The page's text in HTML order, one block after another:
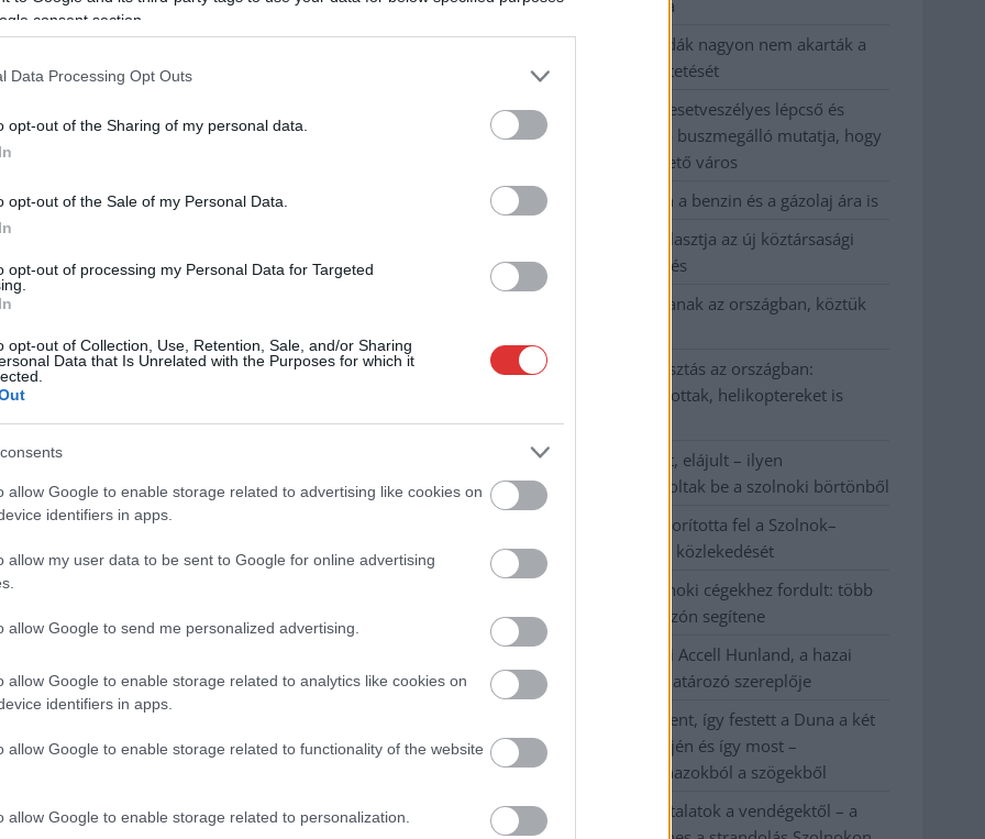
consent section.
Data Processing Opt Outs
opt-out of the Sharing of my personal data.
opt-out of the Sale of my Personal Data.
opt-out of processing my Personal Data for Targeted
opt-out of Collection, Use, Retention, Sale, and/or Sharing
Data that Is Unrelated with the Purposes for which it
allow Google to enable storage related to advertising like cookies on
identifiers in apps.
allow my user data to be sent to Google for online advertising
allow Google to send me personalized advertising.
allow Google to enable storage related to analytics like cookies on
identifiers in apps.
allow Google to enable storage related to functionality of the website
allow Google to enable storage related to personalization.
együtt élők, illetve értelmileg sérültek, ezért a
kollégák sérülésükhöz és egyéni képességeikhez
Bóka Barbara. Többféle technikát alkalmaztak a pályázatra
színezést, festést, papírhajtogatást a szerint, hogy a
miben ügyes. Nem egy nap alatt alkották meg a
helyezték a hangsúlyt. A nyeremények mellett a dm
kevesebbet vittek haza
A Szolnok megyei gazdák nagyon nem akarták a
JÉGER további üzemeltetését
Csendélet 5.0: alig balesetveszélyes lépcső és
remek állapotban levő buszmegálló mutatja, hogy
Szolnok mennyire élhető város
Pénteken újra csökken a benzin és a gázolaj ára is
Napokon belül megválasztja az új köztársasági
elnököt az Országgyűlés
Kiterjedt tüzek pusztítanak az országban, köztük
Harmadfokú hőségriasztás az országban:
Szolnokon klímát javítottak, helikoptereket is
bevetettek a tüzeknél
A zárkában rosszul lett, elájult – ilyen
körülményekről számoltak be a szolnoki börtönből
Váratlan fennakadás borította fel a Szolnok–
Kecskemét vasútvonal közlekedését
A polgármester a szolnoki cégekhez fordult: több
száz elbocsátott dolgozón segítene
Csődbe ment a tószegi Accell Hunland, a hazai
kerékpárgyártás meghatározó szereplője
Egyszer fent, egyszer lent, így festett a Duna a két
évvel ezelőtti árvíz idején és így most –
fotógyűjtemény ugyanazokból a szögekből
Ilyenek eddig a tapasztalatok a vendégektől – a